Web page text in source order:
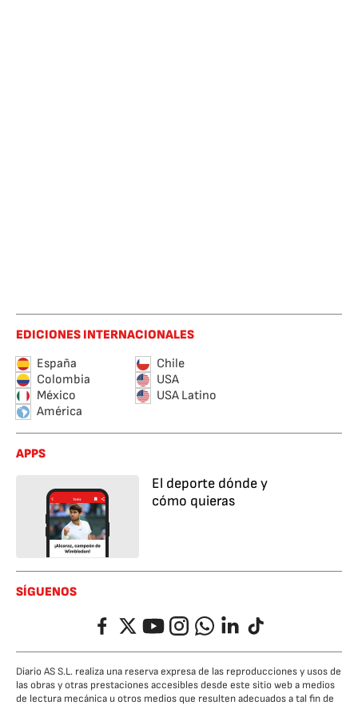
EDICIONES INTERNACIONALES
España
Chile
Colombia
USA
México
USA Latino
América
APPS
El deporte dónde y
cómo quieras
SÍGUENOS
FacebookTwitterYouTubeInstagramWhatsappLinkedIn
TikTok
Diario AS S.L. realiza una reserva expresa de las reproducciones y usos de
las obras y otras prestaciones accesibles desde este sitio web a medios
de lectura mecánica u otros medios que resulten adecuados a tal fin de